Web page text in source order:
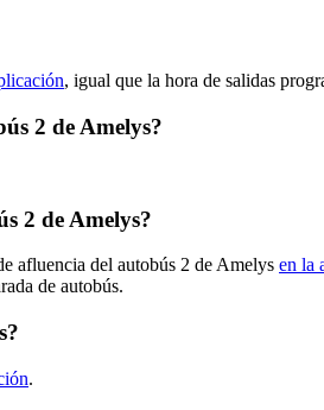
, igual que la hora de salidas
2 de Amelys?
2 de Amelys?
afluencia del autobús 2 de Amelys en la
de autobús.
.